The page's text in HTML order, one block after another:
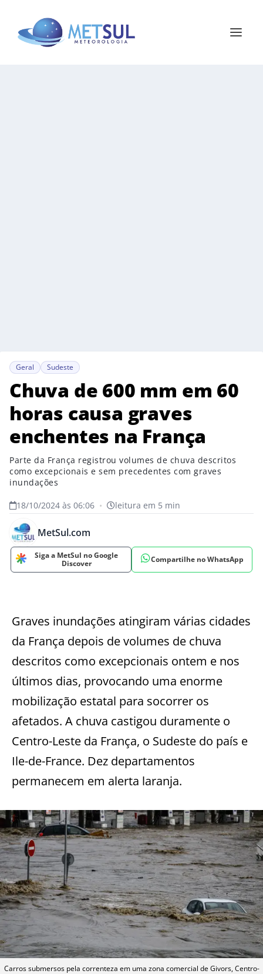
Geral Sudeste
Chuva de 600 mm em 60
horas causa graves
enchentes na França
Parte da França registrou volumes de chuva descritos
como excepcionais e sem precedentes com graves
inundações
18/10/2024 às 06:06 • leitura em 5 min
MetSul.com
Siga a MetSul no Google
Discover
Compartilhe no WhatsApp
Graves inundações atingiram várias cidades
da França depois de volumes de chuva
descritos como excepcionais ontem e nos
últimos dias, provocando uma enorme
mobilização estatal para socorrer os
afetados. A chuva castigou duramente o
Centro-Leste da França, o Sudeste do país e
Ile-de-France. Dez departamentos
permanecem em alerta laranja.
Carros submersos pela correnteza em uma zona comercial de Givors, Centro-